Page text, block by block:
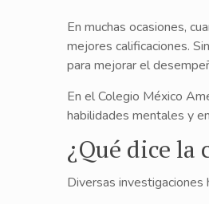
En muchas ocasiones,
mejores calificaciones.
para mejorar el
En el Colegio México
habilidades mentales y
¿Qué dice la
Diversas investigaciones